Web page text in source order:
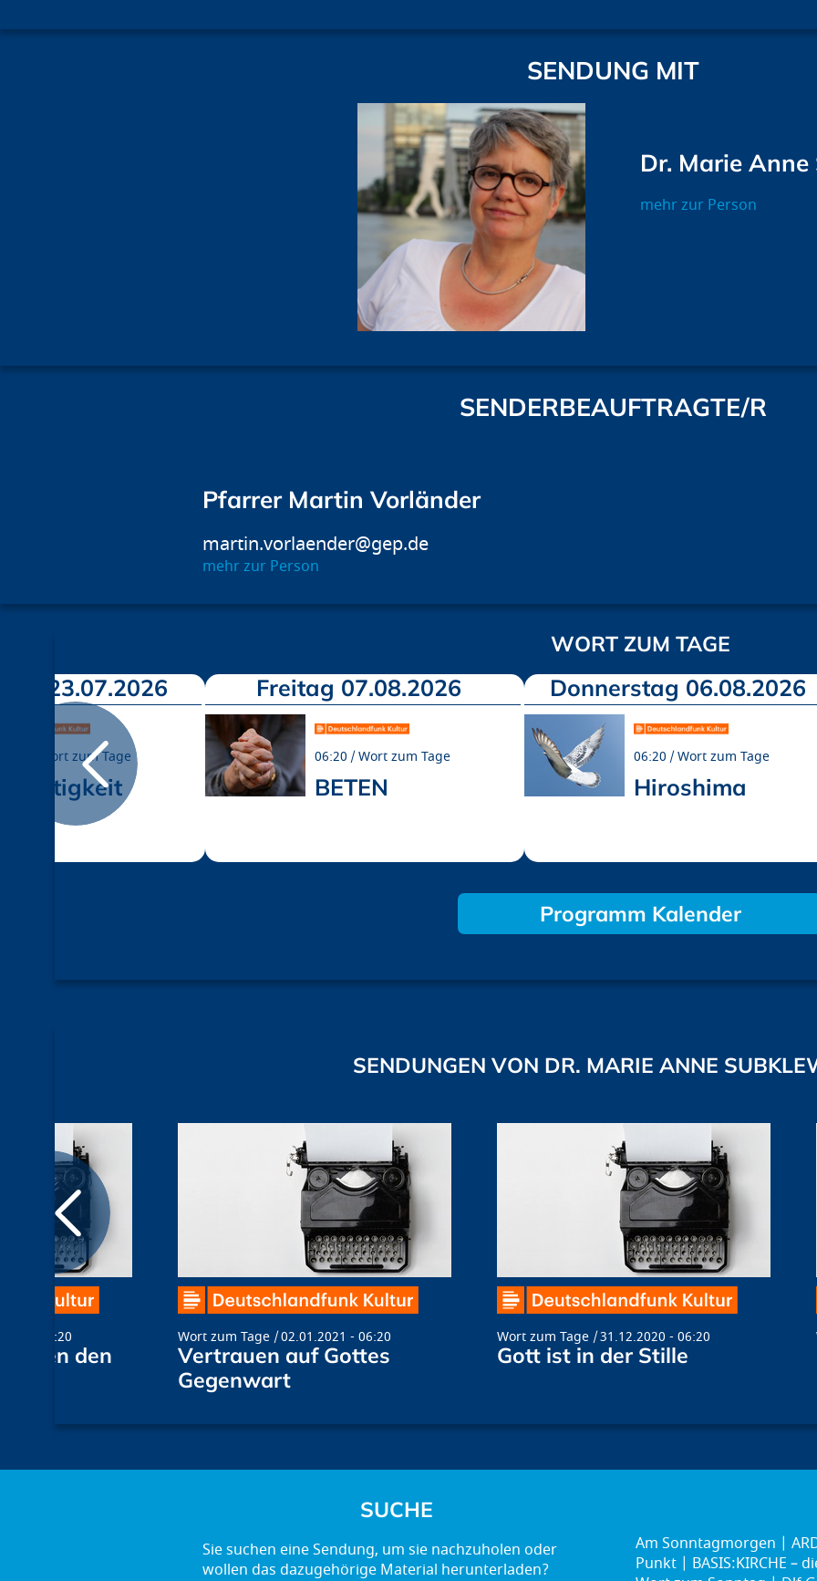
SENDUNG MIT
Dr. Marie
mehr zur Person
SENDERBEAUFTRAGTE/R
Pfarrer Martin Vorländer
martin.vorlaender@gep.de
mehr zur Person
WORT ZUM TAGE
23.07.2026
Wort zum Tage
Freitag 07.08.2026
06:20 Wort zum Tage
BETEN
Donnerstag 06.08.2026
06:20 Wort zum Tage
Hiroshima
Programm Kalender
SENDUNGEN VON DR. MARIE ANNE
- 06:20
den
Wort zum Tage 02.01.2021 - 06:20
Vertrauen auf Gottes
Gegenwart
Wort zum Tage 31.12.2020 - 06:20
Gott ist in der Stille
SUCHE
Am Sonntagmorgen
Punkt
BASIS:KIRCHE –